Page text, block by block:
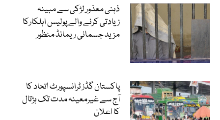
ذہنی معذور لڑکی سے مبینہ
زیادتی کرنے والے پولیس اہلکارکا
مزید جسمانی ریمانڈ منظور
پاکستان گڈز ٹرانسپورٹ اتحاد کا
آج سے غیرمعینہ مدت تک ہڑتال
کا اعلان